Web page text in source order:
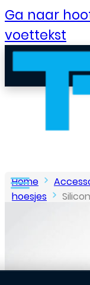
Ga naar
voettekst
Home
hoesjes
Galaxy A52 4G/